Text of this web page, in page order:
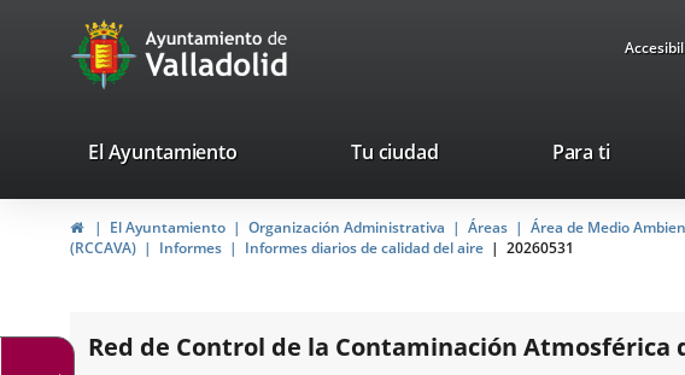
Portal
Web
Ayuntamiento
de
Valladolid
valladolid.es
El Ayuntamiento Tu ciudad Para ti
InicioEl Ayuntamiento Organización Administrativa Áreas Área de Medio
(RCCAVA)
Informes Informes diarios de calidad del aire 20260531
Red de Control de la Contaminación